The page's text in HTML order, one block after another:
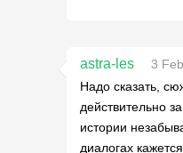
astra-les
3
Надо сказать,
действительно
истории
диалогах